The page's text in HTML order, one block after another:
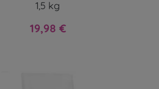
1,5 kg
Prix
19,98 €